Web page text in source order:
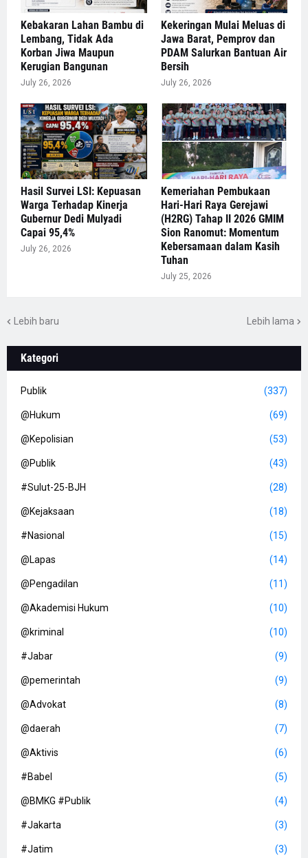
Kebakaran Lahan Bambu di
Lembang, Tidak Ada
Korban Jiwa Maupun
Kerugian Bangunan
July 26, 2026
Kekeringan Mulai Meluas di
Jawa Barat, Pemprov dan
PDAM Salurkan Bantuan Air
Bersih
July 26, 2026
Hasil Survei LSI: Kepuasan
Warga Terhadap Kinerja
Gubernur Dedi Mulyadi
Capai 95,4%
July 26, 2026
Kemeriahan Pembukaan
Hari-Hari Raya Gerejawi
(H2RG) Tahap II 2026 GMIM
Sion Ranomut: Momentum
Kebersamaan dalam Kasih
Tuhan
July 25, 2026
Lebih baru Lebih lama
Kategori
Publik (337)
@Hukum (69)
@Kepolisian (53)
@Publik (43)
#Sulut-25-BJH (28)
@Kejaksaan (18)
#Nasional (15)
@Lapas (14)
@Pengadilan (11)
@Akademisi Hukum (10)
@kriminal (10)
#Jabar (9)
@pemerintah (9)
@Advokat (8)
@daerah (7)
@Aktivis (6)
#Babel (5)
@BMKG #Publik (4)
#Jakarta (3)
#Jatim (3)